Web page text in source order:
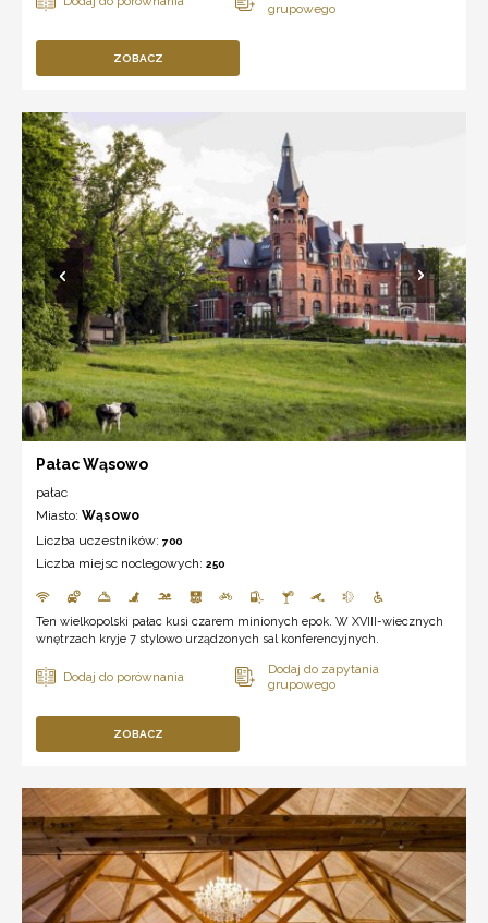
ZOBACZ
Pałac Wąsowo
pałac
Miasto: Wąsowo
Liczba uczestników: 700
Liczba miejsc noclegowych: 250
Ten wielkopolski pałac kusi czarem minionych epok. W XVIII-wiecznych
wnętrzach kryje 7 stylowo urządzonych sal konferencyjnych.
ZOBACZ